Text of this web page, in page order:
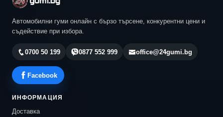
Автомобилни гуми онлайн с бързо търсене, конкурентни цени и
съдействие при избора.
0700 50 199 0877 552 999 office@24gumi.bg
Facebook
ИНФОРМАЦИЯ
Доставка